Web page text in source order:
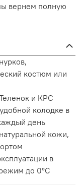
вернем полную
костюм или
и КРС
колодке в
день
кожи,
в
до 0°C